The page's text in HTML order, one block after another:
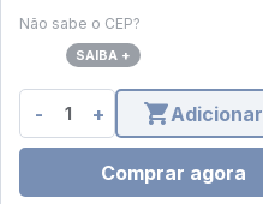
Não sabe o CEP?
SAIBA +
- + Adicionar
Comprar agora